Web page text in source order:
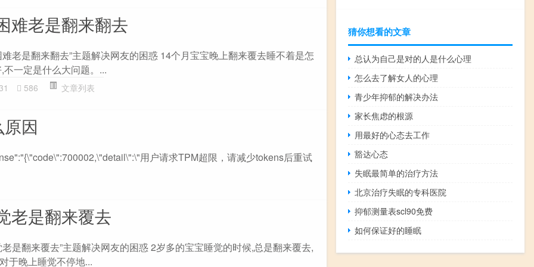
难老是翻来翻去
老是翻来翻去”主题解决网友的困惑 14个月宝宝晚上翻来覆去睡不着是怎
一定是什么大问题。...
586 文章列表
因
用户请求TPM超限，请减少tokens后重试
老是翻来覆去
是翻来覆去”主题解决网友的困惑 2岁多的宝宝睡觉的时候,总是翻来覆去,
于晚上睡觉不停地...
猜你想看的文章
总认为自己是对的人是什么心理
怎么去了解女人的心理
青少年抑郁的解决办法
家长焦虑的根源
用最好的心态去工作
豁达心态
失眠最简单的治疗方法
北京治疗失眠的专科医院
抑郁测量表scl90免费
如何保证好的睡眠